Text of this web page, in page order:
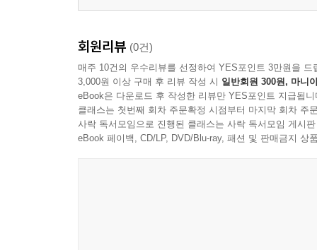
회원리뷰 (0건)
매주 10건의 우수리뷰를 선정하여 YES포인트 3만원을 드
3,000원 이상 구매 후 리뷰 작성 시 일반회원 300원, 마니
eBook은 다운로드 후 작성한 리뷰만 YES포인트 지급됩니
클래스는 첫번째 회차 주문확정 시점부터 마지막 회차 주
사락 독서모임으로 진행된 클래스는 사락 독서모임 게시
eBook 페이백, CD/LP, DVD/Blu-ray, 패션 및 판매금지 상